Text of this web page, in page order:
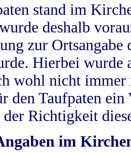
stand im
deshalb
zur
Hierbei wurde
wohl nicht
den Taufpaten
Richtigkeit
im